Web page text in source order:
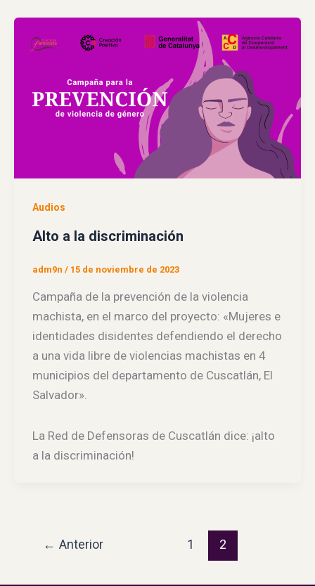
Audios
Alto a la discriminación
adm9n / 15 de noviembre de 2023
Campaña de la prevención de la violencia
machista, en el marco del proyecto: «Mujeres e
identidades disidentes defendiendo el derecho
a una vida libre de violencias machistas en 4
municipios del departamento de Cuscatlán, El
Salvador».
La Red de Defensoras de Cuscatlán dice: ¡alto
a la discriminación!
← Anterior 1 2